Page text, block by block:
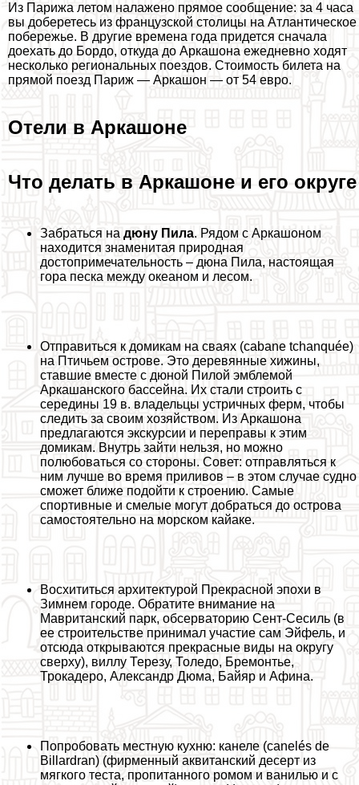
Из Парижа летом налажено прямое сообщение: за 4 часа
вы доберетесь из французской столицы на Атлантическое
побережье. В другие времена года придется сначала
доехать до Бордо, откуда до Аркашона ежедневно ходят
несколько региональных поездов. Стоимость билета на
прямой поезд Париж — Аркашон — от 54 евро.
Отели в Аркашоне
Что делать в Аркашоне и его округе
Забраться на дюну Пила. Рядом с Аркашоном
находится знаменитая природная
достопримечательность – дюна Пила, настоящая
гора песка между океаном и лесом.
Отправиться к домикам на сваях (cabane tchanquée)
на Птичьем острове. Это деревянные хижины,
ставшие вместе с дюной Пилой эмблемой
Аркашанского бассейна. Их стали строить с
середины 19 в. владельцы устричных ферм, чтобы
следить за своим хозяйством. Из Аркашона
предлагаются экскурсии и переправы к этим
домикам. Внутрь зайти нельзя, но можно
полюбоваться со стороны. Совет: отправляться к
ним лучше во время приливов – в этом случае судно
сможет ближе подойти к строению. Самые
спортивные и смелые могут добраться до острова
самостоятельно на морском кайаке.
Восхититься архитектурой Прекрасной эпохи в
Зимнем городе. Обратите внимание на
Мавританский парк, обсерваторию Сент-Сесиль (в
ее строительстве принимал участие сам Эйфель, и
отсюда открываются прекрасные виды на округу
сверху), виллу Терезу, Толедо, Бремонтье,
Трокадеро, Александр Дюма, Байяр и Афина.
Попробовать местную кухню: канеле (canelés de
Billardran) (фирменный аквитанский десерт из
мягкого теста, пропитанного ромом и ванилью и с